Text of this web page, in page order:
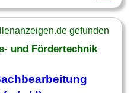
gefunden
und Fördertechnik